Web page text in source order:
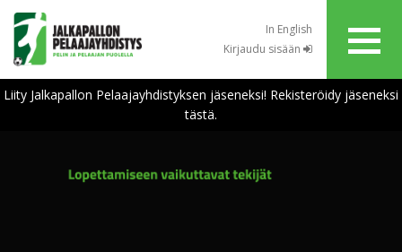
In English
Kirjaudu sisään
Liity Jalkapallon Pelaajayhdistyksen jäseneksi! Rekisteröidy jäseneksi
tästä.